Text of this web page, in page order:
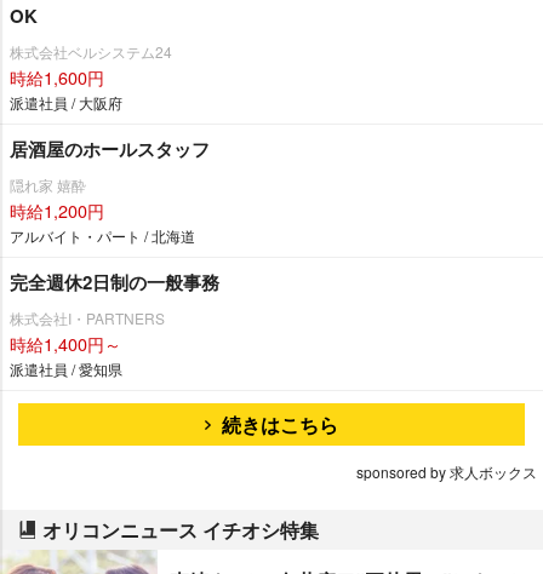
OK
株式会社ベルシステム24
時給1,600円
派遣社員 / 大阪府
居酒屋のホールスタッフ
隠れ家 嬉酔
時給1,200円
アルバイト・パート / 北海道
完全週休2日制の一般事務
株式会社I・PARTNERS
時給1,400円～
派遣社員 / 愛知県
続きはこちら
sponsored by 求人ボックス
オリコンニュース イチオシ特集